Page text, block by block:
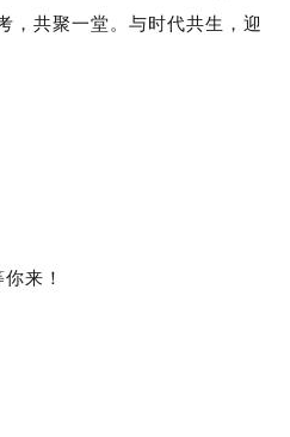
，共聚一堂。与时代共生，迎
来！